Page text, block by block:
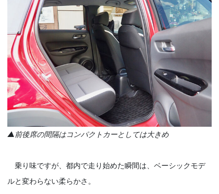
▲前後席の間隔はコンパクトカーとしては大きめ
乗り味ですが、都内で走り始めた瞬間は、ベーシックモデ
ルと変わらない柔らかさ。